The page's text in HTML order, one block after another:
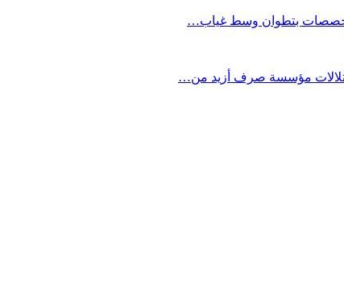
بتطوان وسط غياب…
مؤسسة صرف أزيد من…